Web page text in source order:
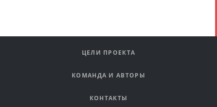
ЦЕЛИ ПРОЕКТА
КОМАНДА И АВТОРЫ
КОНТАКТЫ